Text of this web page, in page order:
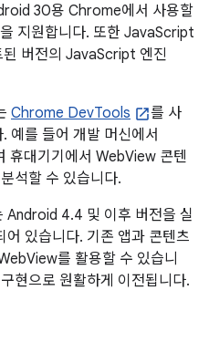
30용 Chrome에서 사용할
지원합니다. 또한 JavaScript
버전의 JavaScript 엔진
Chrome DevTools
를 사
예를 들어 개발 머신에서
대기기에서 WebView 콘텐
석할 수 있습니다.
Android 4.4 및 이후 버전을 실
있습니다. 기존 앱과 콘텐츠
를 활용할 수 있습니
현으로 원활하게 이전됩니다.